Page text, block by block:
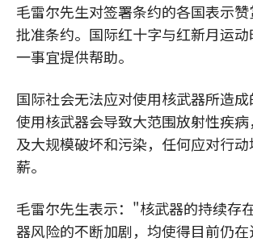
毛雷尔先生对签署条约的各国表示
批准条约。国际红十字与红新月运
一事宜提供帮助。
国际社会无法应对使用核武器所造成
使用核武器会导致大范围放射性疾
及大规模破坏和污染，任何应对行
薪。
毛雷尔先生表示："核武器的持续存
器风险的不断加剧，均使得目前仍